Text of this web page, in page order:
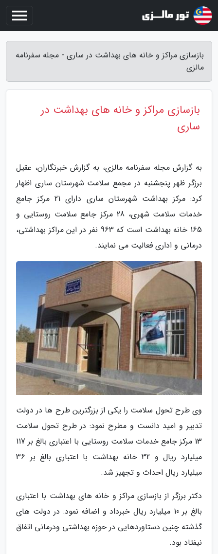
بازسازی مراکز و خانه های بهداشت در ساری - مجله سفرنامه
مالزی
بازسازی مراکز و خانه های بهداشت در
ساری
به گزارش مجله سفرنامه مالزی، به گزارش خبرنگاران، عقیل
برزگر ظهر پنجشنبه در مجمع سلامت شهرستان ساری اظهار
کرد: مرکز بهداشت شهرستان ساری دارای 21 مرکز جامع
خدمات سلامت شهری، 28 مرکز جامع سلامت روستایی و
165 خانه بهداشت است که 963 نفر در این مراکز بهداشتی،
درمانی و اداری فعالیت می نمایند.
وی طرح تحول سلامت را یکی از بزرگترین طرح ها در دولت
تدبیر و امید دانست و مطرح نمود: در طرح تحول سلامت
13 مرکز جامع خدمات سلامت روستایی با اعتباری بالغ بر 117
میلیارد ریال و 32 خانه بهداشت با اعتباری بالغ بر 36
میلیارد ریال احداث و تجهیز شد.
دکتر برزگر از بازسازی مراکز و خانه های بهداشت با اعتباری
بالغ بر 10 میلیارد ریال خبرداد و اضافه نمود: در دولت های
گذشته چنین دستاوردهایی در حوزه بهداشتی ودرمانی اتفاق
نیفتاد بود.